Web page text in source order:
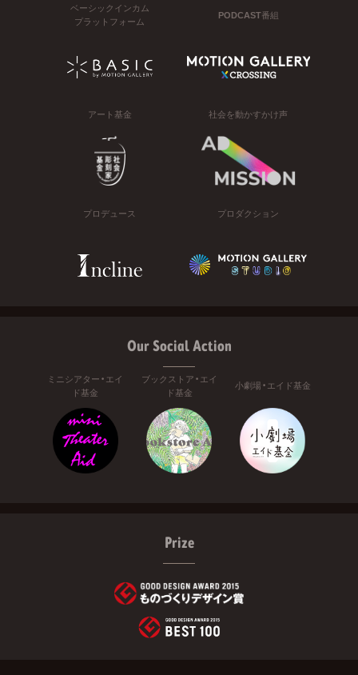
ベーシックインカム
プラットフォーム
PODCAST番組
アート基金 社会を動かすかけ声
プロデュース プロダクション
Our Social Action
ミニシアター・エイ
ド基金
ブックストア・エイ
ド基金
小劇場・エイド基金
Prize